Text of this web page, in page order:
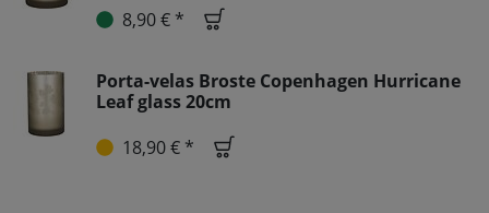
8,90 € *
Porta-velas Broste Copenhagen Hurricane
Leaf glass 20cm
18,90 € *